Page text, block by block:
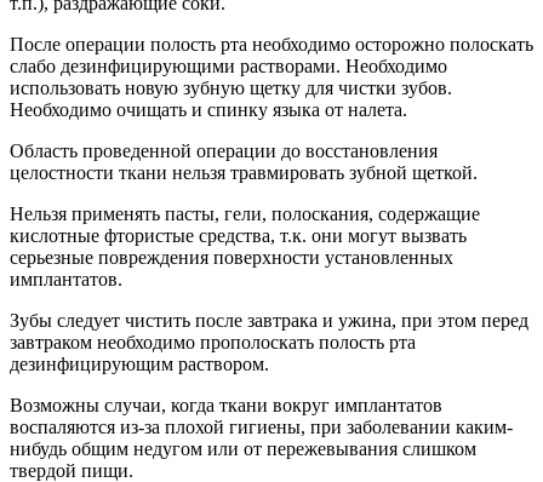
После операции полость рта необходимо осторожно полоскать
слабо дезинфицирующими растворами. Необходимо
использовать новую зубную щетку для чистки зубов.
Необходимо очищать и спинку языка от налета.
Область проведенной операции до восстановления
целостности ткани нельзя травмировать зубной щеткой.
Нельзя применять пасты, гели, полоскания, содержащие
кислотные фтористые средства, т.к. они могут вызвать
серьезные повреждения поверхности установленных
имплантатов.
Зубы следует чистить после завтрака и ужина, при этом перед
завтраком необходимо прополоскать полость рта
дезинфицирующим раствором.
Возможны случаи, когда ткани вокруг имплантатов
воспаляются из-за плохой гигиены, при заболевании каким-
нибудь общим недугом или от пережевывания слишком
твердой пищи.